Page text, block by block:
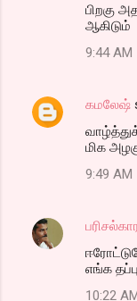
பிறகு
ஆகிடும்
9:44 AM
கமலேஷ்
மிக
9:49 AM
எங்க
10:22